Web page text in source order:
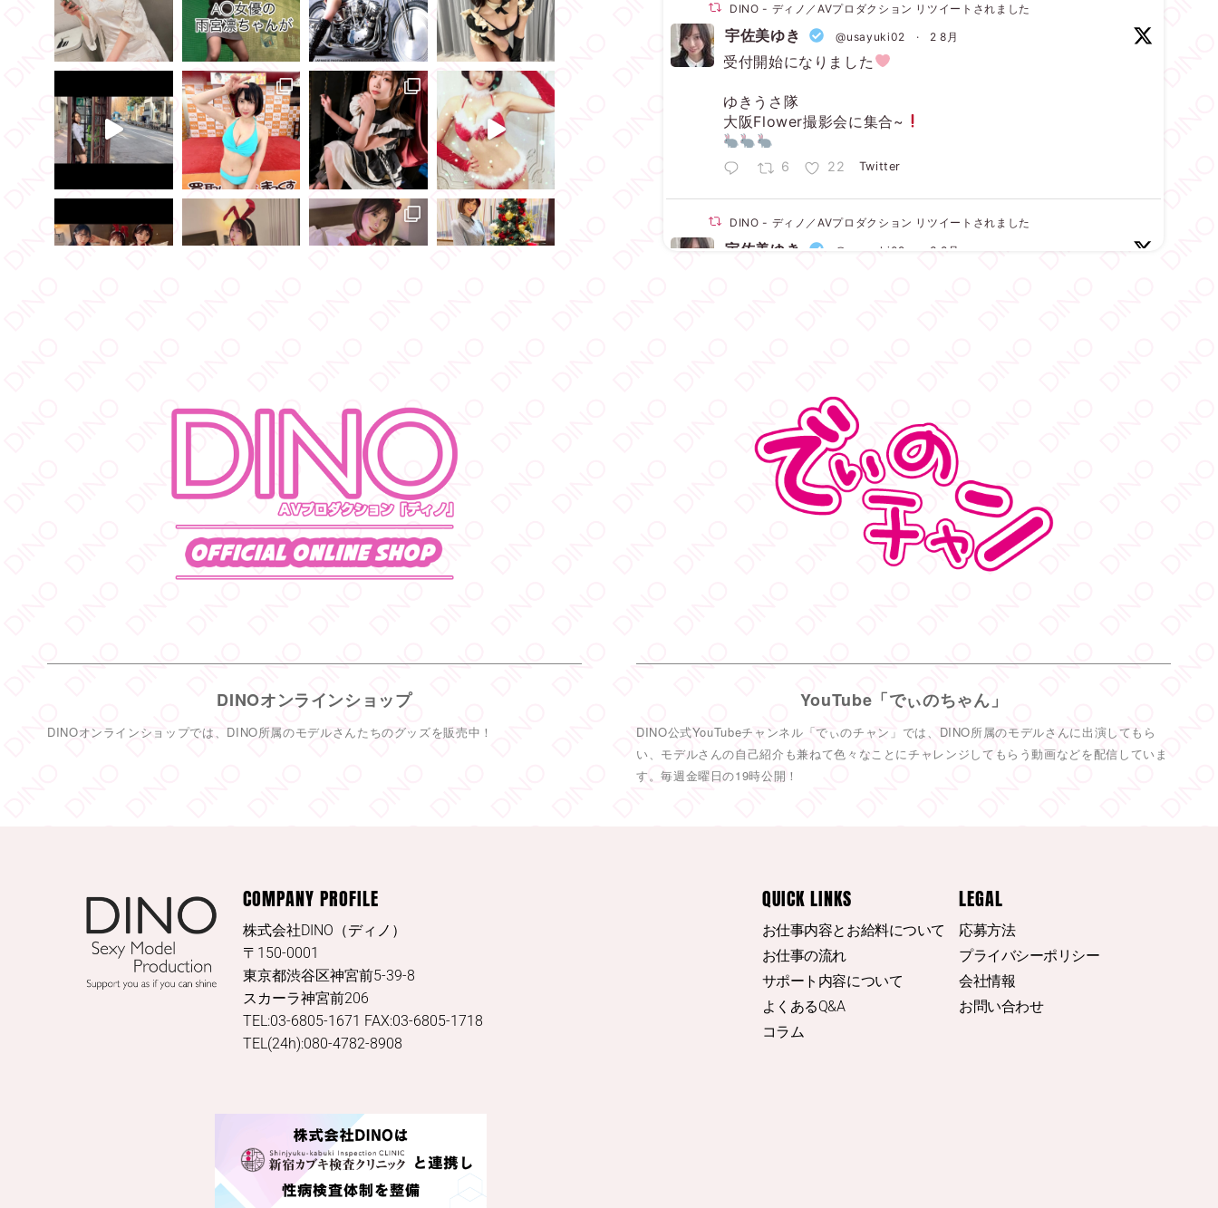
DINO - ディノ／AVプロダクション リツイートされました
宇佐美ゆき @usayuki02 · 2 8月
受付開始になりました
ゆきうさ隊
大阪Flower撮影会に集合~
6 22 Twitter
DINO - ディノ／AVプロダクション リツイートされました
宇佐美ゆき @usayuki02 3 8月
DINO - ディノ／AVプロダクション リツイートされました
DINO - ディノ／AVプロダクション
只今イベント開催中
皆さまお待ちしております
#DINOバニーチェキ会 2
Twitter
DINO - ディノ／AVプロダクション リツイートされました
3 20
もっと見る
DINOオンラインショップ
DINOオンラインショップでは、DINO所属のモデルさんたちのグッズを販売中！
YouTube「でぃのちゃん」
DINO公式YouTubeチャンネル「でぃのチャン」では、DINO所属のモデルさんに出演してもら
い、モデルさんの自己紹介も兼ねて色々なことにチャレンジしてもらう動画などを配信していま
す。毎週金曜日の19時公開！
COMPANY PROFILE
株式会社DINO（ディノ）
〒150-0001
東京都渋谷区神宮前5-39-8
スカーラ神宮前206
TEL:03-6805-1671 FAX:03-6805-1718
TEL(24h):080-4782-8908
QUICK LINKS
お仕事内容とお給料について
お仕事の流れ
サポート内容について
よくあるQ&A
コラム
LEGAL
応募方法
プライバシーポリシー
会社情報
お問い合わせ